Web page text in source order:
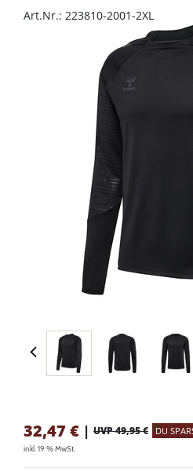
Art.Nr.: 223810-2001-2XL
32,47 € | UVP 49,95 € DU
inkl. 19 % MwSt.